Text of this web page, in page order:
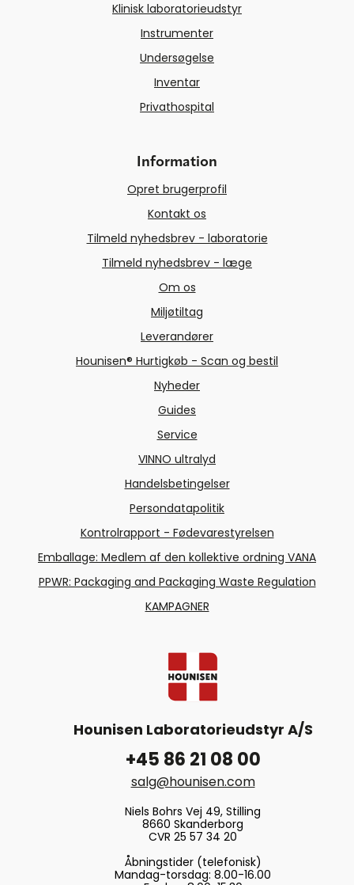
Klinisk laboratorieudstyr
Instrumenter
Undersøgelse
Inventar
Privathospital
Information
Opret brugerprofil
Kontakt os
Tilmeld nyhedsbrev - laboratorie
Tilmeld nyhedsbrev - læge
Om os
Miljøtiltag
Leverandører
Hounisen® Hurtigkøb - Scan og bestil
Nyheder
Guides
Service
VINNO ultralyd
Handelsbetingelser
Persondatapolitik
Kontrolrapport - Fødevarestyrelsen
Emballage: Medlem af den kollektive ordning VANA
PPWR: Packaging and Packaging Waste Regulation
KAMPAGNER
Hounisen Laboratorieudstyr A/S
+45 86 21 08 00
salg@hounisen.com
Niels Bohrs Vej 49, Stilling
8660 Skanderborg
CVR 25 57 34 20
Åbningstider (telefonisk)
Mandag-torsdag: 8.00-16.00